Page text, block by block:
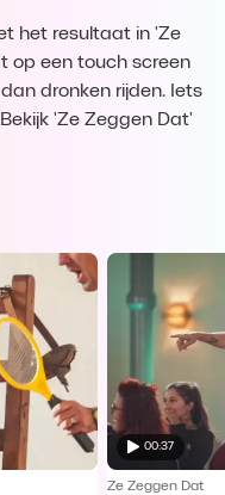
het resultaat in 'Ze
op een touch screen
dronken rijden. Iets
'Ze Zeggen Dat'
00:37
Ze Zeggen Dat